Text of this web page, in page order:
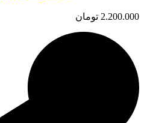
2.200.000 تومان